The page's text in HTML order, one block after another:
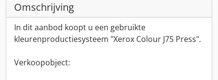
Omschrijving
In dit aanbod koopt u een gebruikte
kleurenproductiesysteem "Xerox Colour J75 Press".
Verkoopobject: